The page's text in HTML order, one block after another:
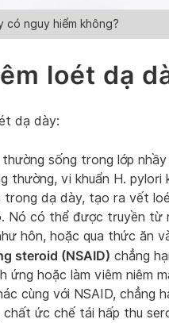
có nguy hiểm không?
loét dạ
dạ dày:
thường sống trong lớp
vi khuẩn H. pylori
trong dạ dày, tạo ra vết
Nó có thể được truyền từ
hôn, hoặc qua thức ăn
steroid (NSAID) chẳng
ứng hoặc làm viêm niêm
cùng với NSAID, chẳng
chất ức chế tái hấp thu